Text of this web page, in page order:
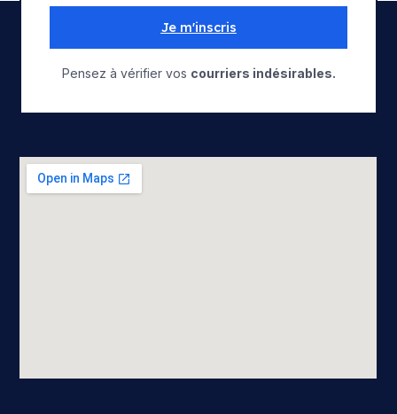
Je m'inscris
Pensez à vérifier vos courriers indésirables.